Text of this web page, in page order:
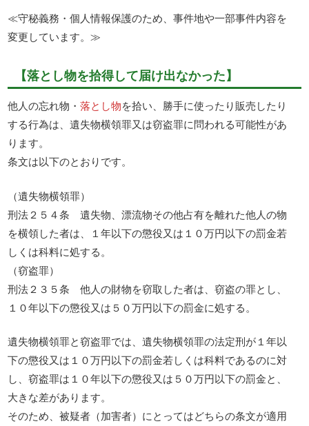
≪守秘義務・個人情報保護のため、事件地や一部事件内容を
変更しています。≫
【落とし物を拾得して届け出なかった】
他人の忘れ物・落とし物を拾い、勝手に使ったり販売したり
する行為は、遺失物横領罪又は窃盗罪に問われる可能性があ
ります。
条文は以下のとおりです。
（遺失物横領罪）
刑法２５４条 遺失物、漂流物その他占有を離れた他人の物
を横領した者は、１年以下の懲役又は１０万円以下の罰金若
しくは科料に処する。
（窃盗罪）
刑法２３５条 他人の財物を窃取した者は、窃盗の罪とし、
１０年以下の懲役又は５０万円以下の罰金に処する。
遺失物横領罪と窃盗罪では、遺失物横領罪の法定刑が１年以
下の懲役又は１０万円以下の罰金若しくは科料であるのに対
し、窃盗罪は１０年以下の懲役又は５０万円以下の罰金と、
大きな差があります。
そのため、被疑者（加害者）にとってはどちらの条文が適用